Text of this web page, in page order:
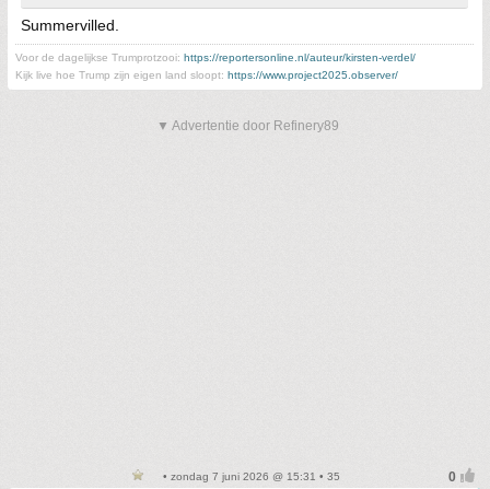
Summervilled.
Voor de dagelijkse Trumprotzooi: https://reportersonline.nl/auteur/kirsten-verdel/
Kijk live hoe Trump zijn eigen land sloopt: https://www.project2025.observer/
▼ Advertentie door Refinery89
• zondag 7 juni 2026 @ 15:31 • 35